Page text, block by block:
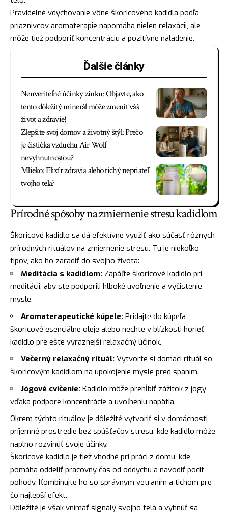
Pravidelné vdychovanie vône škoricového kadidla podľa
priaznivcov aromaterapie napomáha nielen relaxácii, ale
môže tiež podporiť koncentráciu a pozitívne naladenie.
Ďalšie články
Neuveriteľné účinky zinku: Objavte, ako
tento dôležitý minerál môže zmeniť váš
život a zdravie!
Zlepšite svoj domov a životný štýl: Prečo
je čistička vzduchu Air Wolf
nevyhnutnosťou?
Mlieko: Elixír zdravia alebo tichý nepriateľ
tvojho tela?
Prírodné spôsoby na zmiernenie stresu kadidlom
Škoricové kadidlo sa dá efektívne využiť ako súčasť rôznych
prírodných rituálov na zmiernenie stresu. Tu je niekoľko
tipov, ako ho zaradiť do svojho života:
Meditácia s kadidlom: Zapáľte škoricové kadidlo pri
meditácii, aby ste podporili hlboké uvoľnenie a vyčistenie
mysle.
Aromaterapeutické kúpele: Pridajte do kúpeľa
škoricové esenciálne oleje alebo nechte v blízkosti horieť
kadidlo pre ešte výraznejší relaxačný účinok.
Večerný relaxačný rituál: Vytvorte si domáci rituál so
škoricovým kadidlom na upokojenie mysle pred spaním.
Jógové cvičenie: Kadidlo môže prehĺbiť zážitok z jogy
vďaka podpore koncentrácie a uvoľneniu napätia.
Okrem týchto rituálov je dôležité vytvoriť si v domácnosti
príjemné prostredie bez spúšťačov stresu, kde kadidlo môže
naplno rozvinúť svoje účinky.
Škoricové kadidlo je tiež vhodné pri práci z domu, kde
pomáha oddeliť pracovný čas od oddychu a navodiť pocit
pohody. Kombinujte ho so správnym vetraním a tichom pre
čo najlepší efekt.
Dôležité je však vnímať signály svojho tela a vyhnúť sa